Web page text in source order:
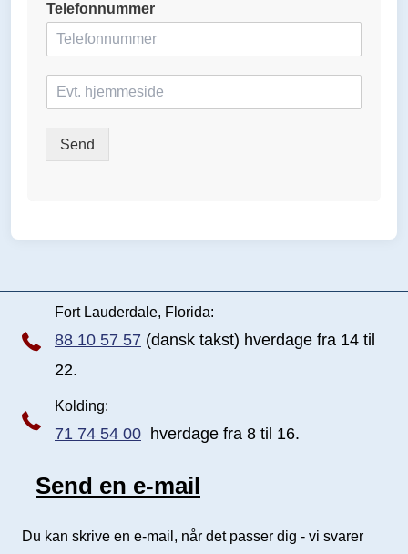
a
Telefonnummer
Send
Fort Lauderdale, Florida:
88 10 57 57 (dansk takst) hverdage fra 14 til
22.
Kolding:
71 74 54 00 hverdage fra 8 til 16.
Send e-mail
Send en e-mail
Du kan skrive en e-mail, når det passer dig - vi svarer